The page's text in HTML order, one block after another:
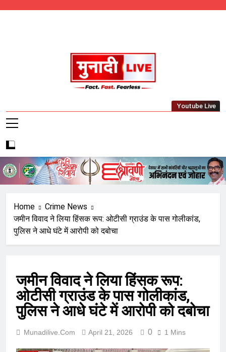
Munadi Live – Jharkhand's Leading Local
Youtube Live
Home
Crime News
जमीन विवाद ने लिया हिंसक रूप: ओटीसी ग्राउंड के पास गोलीकांड,
पुलिस ने आधे घंटे में आरोपी को दबोचा
जमीन विवाद ने लिया हिंसक रूप:
ओटीसी ग्राउंड के पास गोलीकांड,
पुलिस ने आधे घंटे में आरोपी को दबोचा
Munadilive.com April 21, 2026 0 1 Mins